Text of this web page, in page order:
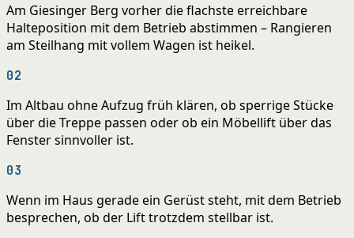
Am Giesinger Berg vorher die flachste erreichbare
Halteposition mit dem Betrieb abstimmen – Rangieren
am Steilhang mit vollem Wagen ist heikel.
02
Im Altbau ohne Aufzug früh klären, ob sperrige Stücke
über die Treppe passen oder ob ein Möbellift über das
Fenster sinnvoller ist.
03
Wenn im Haus gerade ein Gerüst steht, mit dem Betrieb
besprechen, ob der Lift trotzdem stellbar ist.